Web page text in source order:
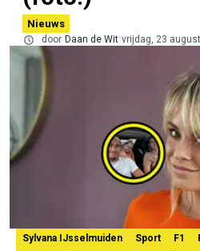
Nieuws
door Daan de Wit vrijdag, 23
Sylvana IJsselmuiden Sport F1